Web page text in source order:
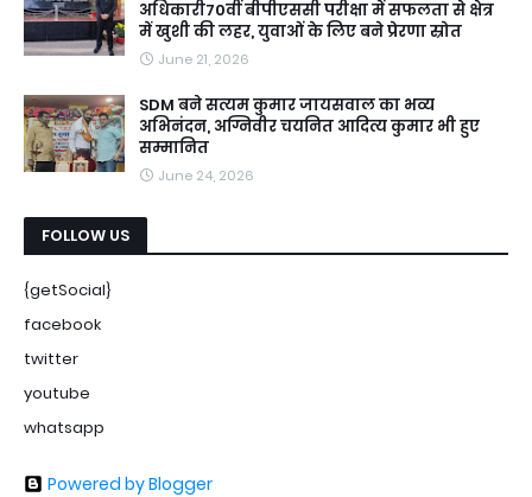
अधिकारी70वीं बीपीएससी परीक्षा में सफलता से क्षेत्र
में खुशी की लहर, युवाओं के लिए बने प्रेरणा स्रोत
June 21, 2026
SDM बने सत्यम कुमार जायसवाल का भव्य
अभिनंदन, अग्निवीर चयनित आदित्य कुमार भी हुए
सम्मानित
June 24, 2026
FOLLOW US
{getSocial}
facebook
twitter
youtube
whatsapp
Powered by Blogger